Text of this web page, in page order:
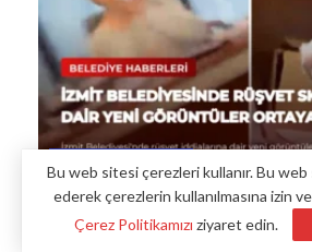
İzmit Belediyesinde
Dair Yeni Görüntüler Ortaya
Bu web sitesi çerezleri kullanır. Bu
ederek çerezlerin kullanılmasına izin
Çerez Politikamızı ziyaret edin.